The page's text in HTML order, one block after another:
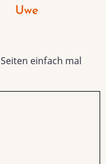
Uwe
einfach mal